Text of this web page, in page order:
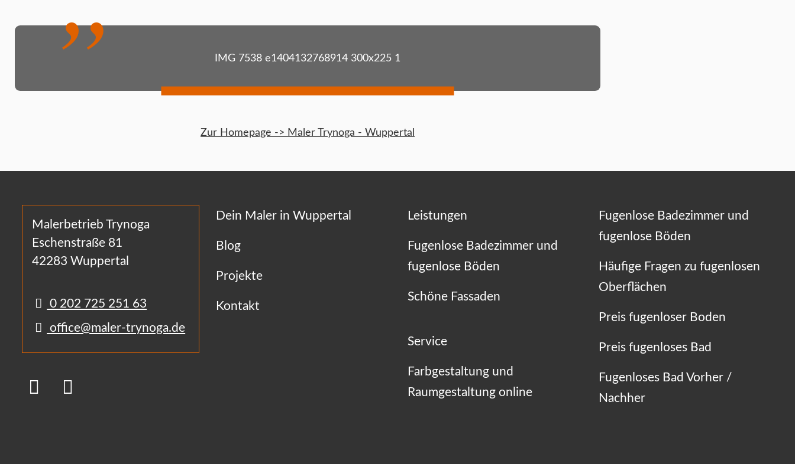
IMG 7538 e1404132768914 300x225 1
Zur Homepage -> Maler Trynoga - Wuppertal
Malerbetrieb Trynoga
Eschenstraße 81
42283 Wuppertal
0 202 725 251 63
office@maler-trynoga.de
Dein Maler in Wuppertal
Blog
Projekte
Kontakt
Leistungen
Fugenlose Badezimmer und
fugenlose Böden
Schöne Fassaden
Service
Farbgestaltung und
Raumgestaltung online
Fugenlose Badezimmer und
fugenlose Böden
Häufige Fragen zu fugenlosen
Oberflächen
Preis fugenloser Boden
Preis fugenloses Bad
Fugenloses Bad Vorher /
Nachher